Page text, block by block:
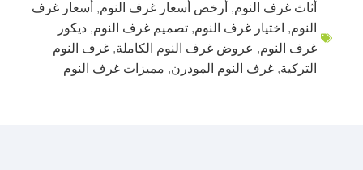
أثاث غرف النوم, أرخص أسعار غرف النوم, أسعار غرف
النوم, اختيار غرف النوم, تصميم غرف النوم, ديكور
غرف النوم, عروض غرف النوم الكاملة, غرف النوم
التركية, غرف النوم المودرن, مميزات غرف النوم